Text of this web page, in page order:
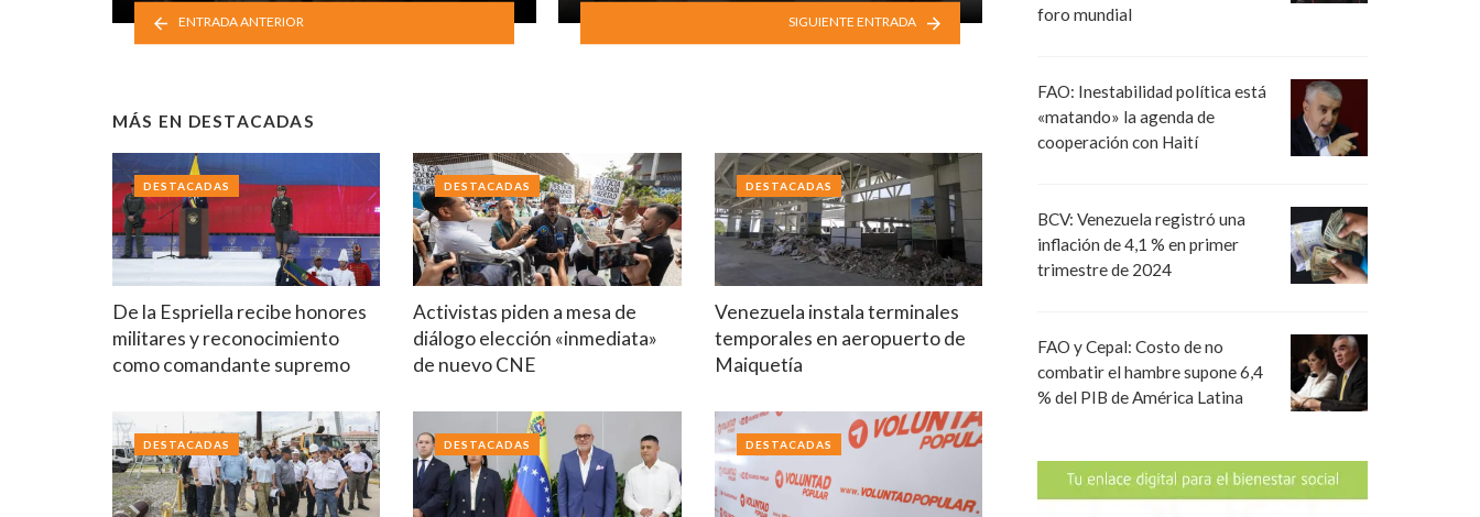
ENTRADA ANTERIOR SIGUIENTE ENTRADA
MÁS EN DESTACADAS
De la Espriella recibe honores
militares y reconocimiento
como comandante supremo
DESTACADAS
Activistas piden a mesa de
diálogo elección «inmediata»
de nuevo CNE
DESTACADAS
Venezuela instala terminales
temporales en aeropuerto de
Maiquetía
DESTACADAS
DESTACADAS DESTACADAS DESTACADAS
foro mundial
FAO: Inestabilidad política está
«matando» la agenda de
cooperación con Haití
BCV: Venezuela registró una
inflación de 4,1 % en primer
trimestre de 2024
FAO y Cepal: Costo de no
combatir el hambre supone 6,4
% del PIB de América Latina